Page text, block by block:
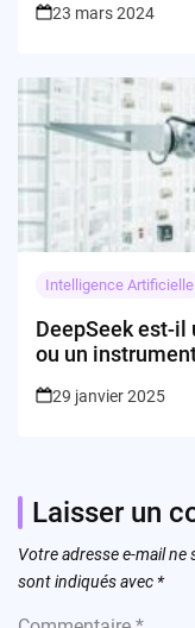
23 mars 2024
Intelligence Artificielle
DeepSeek est-
ou un
29 janvier 2025
Laisser un
Votre adresse e-mail ne
sont indiqués avec *